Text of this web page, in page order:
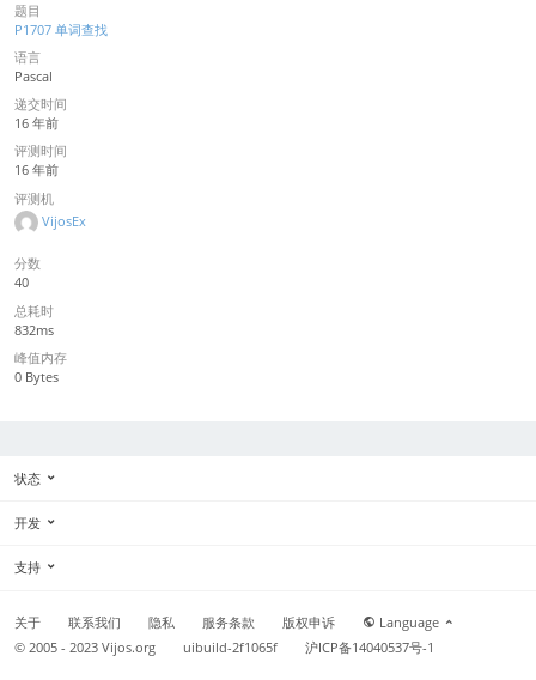
题目
P1707 单词查找
语言
Pascal
递交时间
16 年前
评测时间
16 年前
评测机
VijosEx
分数
40
总耗时
832ms
峰值内存
0 Bytes
状态
开发
支持
关于 联系我们 隐私 服务条款 版权申诉
Language
© 2005 - 2023Vijos.org uibuild-2f1065f 沪ICP备14040537号-1